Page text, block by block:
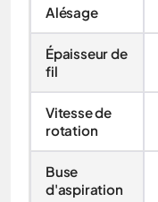
Alésage
Épaisseur de
fil
Vitesse de
rotation
Buse
d'aspiration